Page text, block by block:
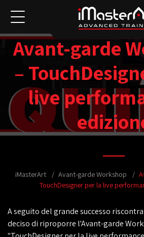
Avant-garde
–
live
iMasterArt Avant-garde Workshop
TouchDesigner per la live
A seguito del grande successo
deciso di riproporre l'Avant-garde